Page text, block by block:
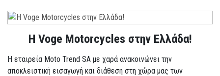
H Voge Motorcycles στην Ελλάδα!
Η εταιρεία Moto Trend SA με χαρά ανακοινώνει την
αποκλειστική εισαγωγή και διάθεση στη χώρα μας των